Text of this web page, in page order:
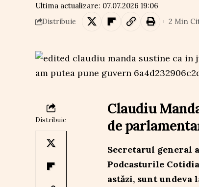
Ultima actualizare: 07.07.2026 19:06
Distribuie 2 Min
Distribuie
Claudiu
de
Secretarul general
Podcasturile
astăzi, sunt undeva